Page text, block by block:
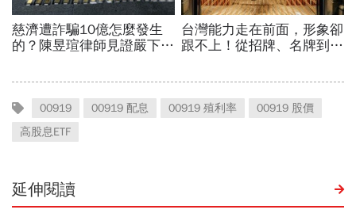
00919 00919 配息 00919 殖利率
00919 股價
高股息ETF
延伸閱讀